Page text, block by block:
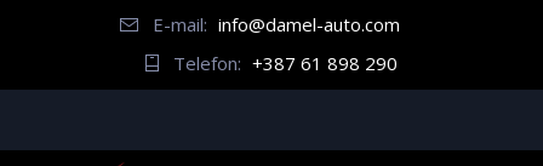
E-mail: info@damel-auto.com
Telefon: +387 61 898 290